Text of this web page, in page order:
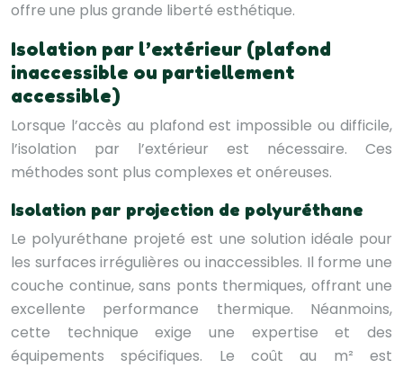
offre une plus grande liberté esthétique.
Isolation par l’extérieur (plafond
inaccessible ou partiellement
accessible)
Lorsque l’accès au plafond est impossible ou difficile,
l’isolation par l’extérieur est nécessaire. Ces
méthodes sont plus complexes et onéreuses.
Isolation par projection de polyuréthane
Le polyuréthane projeté est une solution idéale pour
les surfaces irrégulières ou inaccessibles. Il forme une
couche continue, sans ponts thermiques, offrant une
excellente performance thermique. Néanmoins,
cette technique exige une expertise et des
équipements spécifiques. Le coût au m² est